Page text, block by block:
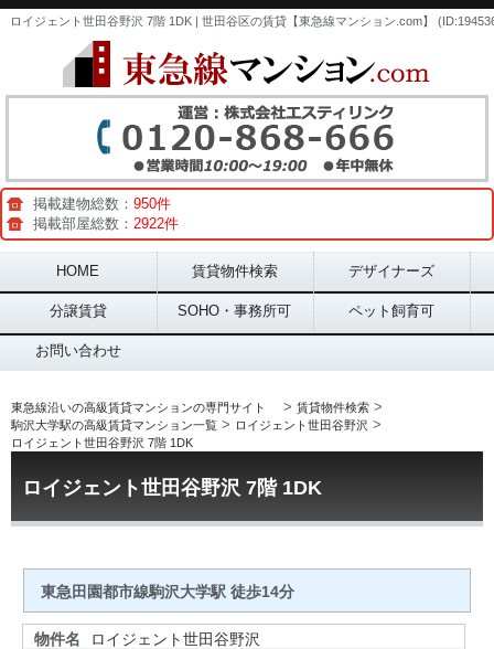
ロイジェント世田谷野沢 7階 1DK | 世田谷区の賃貸【東急線マンション.com】
掲載建物総数： 950件
掲載部屋総数： 2922件
Main menu
HOME 賃貸物件検索 デザイナーズ
分譲賃貸 SOHO・事務所可 ペット飼育可
お問い合わせ
東急線沿いの高級賃貸マンションの専門サイト > 賃貸物件検索 >
駒沢大学駅の高級賃貸マンション一覧 > ロイジェント世田谷野沢 >
ロイジェント世田谷野沢 7階 1DK
ロイジェント世田谷野沢 7階 1DK
東急田園都市線駒沢大学駅 徒歩14分
物件名
ロイジェント世田谷野沢